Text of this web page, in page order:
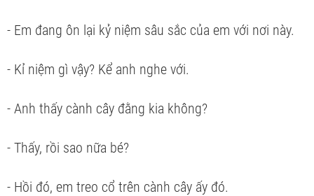
- Em đang ôn lại kỷ niệm sâu sắc của em với nơi này.
- Kỉ niệm gì vậy? Kể anh nghe với.
- Anh thấy cành cây đằng kia không?
- Thấy, rồi sao nữa bé?
- Hồi đó, em treo cổ trên cành cây ấy đó.